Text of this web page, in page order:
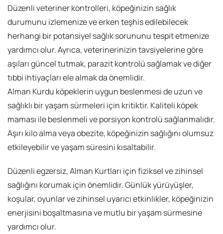
Düzenli veteriner kontrolleri, köpeğinizin sağlık
durumunu izlemenize ve erken teşhis edilebilecek
herhangi bir potansiyel sağlık sorununu tespit etmenize
yardımcı olur. Ayrıca, veterinerinizin tavsiyelerine göre
aşıları güncel tutmak, parazit kontrolü sağlamak ve diğer
tıbbi ihtiyaçları ele almak da önemlidir.
Alman Kurdu köpeklerin uygun beslenmesi de uzun ve
sağlıklı bir yaşam sürmeleri için kritiktir. Kaliteli köpek
maması ile beslenmeli ve porsiyon kontrolü sağlanmalıdır.
Aşırı kilo alma veya obezite, köpeğinizin sağlığını olumsuz
etkileyebilir ve yaşam süresini kısaltabilir.
Düzenli egzersiz, Alman Kurtları için fiziksel ve zihinsel
sağlığını korumak için önemlidir. Günlük yürüyüşler,
koşular, oyunlar ve zihinsel uyarıcı etkinlikler, köpeğinizin
enerjisini boşaltmasına ve mutlu bir yaşam sürmesine
yardımcı olur.